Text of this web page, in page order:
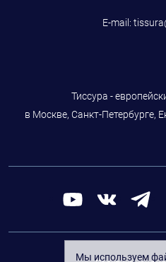
E-mail:
Тиссура -
в Москве, Санкт-Петербурге,
Мы используем